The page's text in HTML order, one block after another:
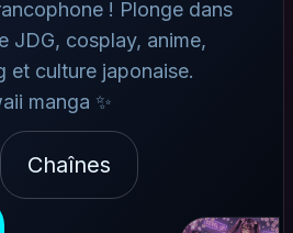
! Plonge dans
JDG, cosplay, anime,
et culture japonaise.
manga ✨
Chaînes